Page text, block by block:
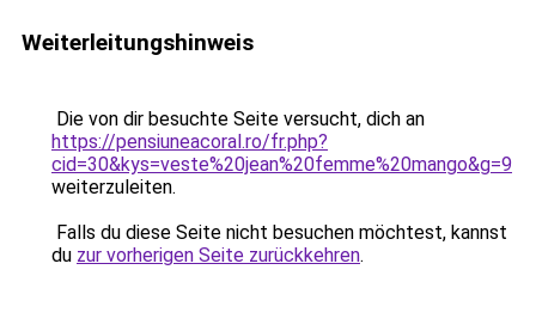
Weiterleitungshinweis
Die von dir besuchte Seite versucht, dich an
https://pensiuneacoral.ro/fr.php?
cid=30&kys=veste%20jean%20femme%20mango&g=9
weiterzuleiten.
Falls du diese Seite nicht besuchen möchtest, kannst
du zur vorherigen Seite zurückkehren.